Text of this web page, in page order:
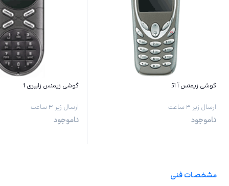
گوشی زیمنس آ 51
ارسال زیر ۳ ساعت
ناموجود
گوشی زیمنس زلیبری 1
ارسال زیر ۳ ساعت
ناموجود
مشخصات فنی